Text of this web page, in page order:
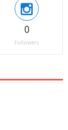
0
Followers